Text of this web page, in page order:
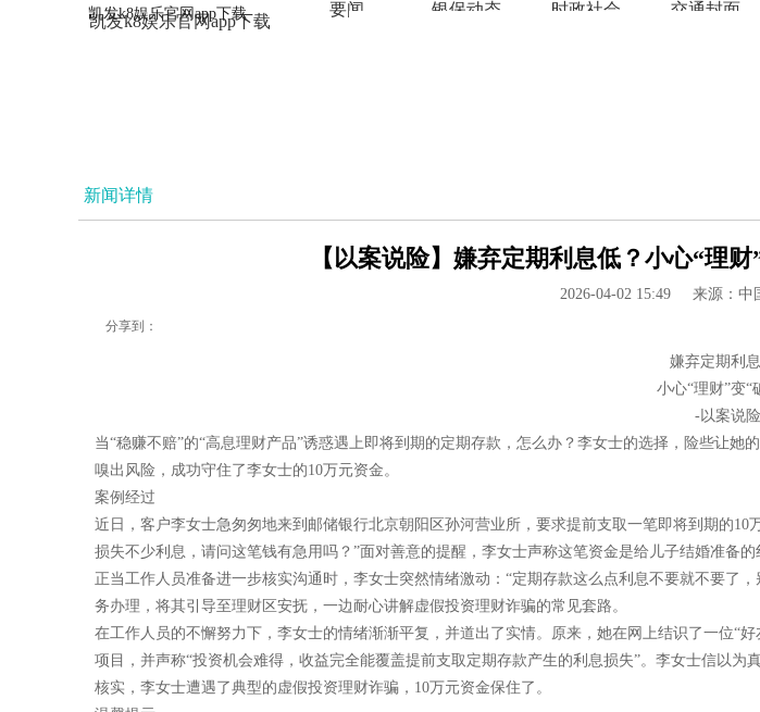
凯发k8娱乐官网app下载
凯发k8娱乐官网app下载
要闻 银保动态 时政社会 交通封面
新闻详情
【以案说险】嫌弃定期利息低？小心“理
2026-04-02 15:49 来源：中
分享到：
嫌弃定期利
小心“理财”变“
-以案说
当“稳赚不赔”的“高息理财产品”诱惑遇上即将到期的定期存款，怎么办？李女士的选择，险些让
嗅出风险，成功守住了李女士的10万元资金。
案例经过
近日，客户李女士急匆匆地来到邮储银行北京朝阳区孙河营业所，要求提前支取一笔即将到期的
损失不少利息，请问这笔钱有急用吗？”面对善意的提醒，李女士声称这笔资金是给儿子结婚准备
正当工作人员准备进一步核实沟通时，李女士突然情绪激动：“定期存款这么点利息不要就不要了
务办理，将其引导至理财区安抚，一边耐心讲解虚假投资理财诈骗的常见套路。
在工作人员的不懈努力下，李女士的情绪渐渐平复，并道出了实情。原来，她在网上结识了一位“
项目，并声称“投资机会难得，收益完全能覆盖提前支取定期存款产生的利息损失”。李女士信以
核实，李女士遭遇了典型的虚假投资理财诈骗，10万元资金保住了。